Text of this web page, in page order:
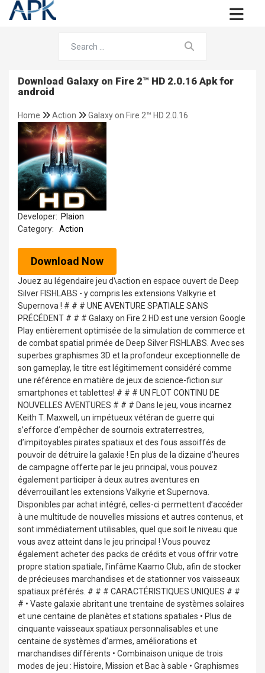
Download Galaxy on Fire 2™ HD 2.0.16 Apk for
android
Home Action Galaxy on Fire 2™ HD 2.0.16
Developer: Plaion
Category:
Action
Download Now
Jouez au légendaire jeu d\action en espace ouvert de Deep
Silver FISHLABS - y compris les extensions Valkyrie et
Supernova ! # # # UNE AVENTURE SPATIALE SANS
PRÉCÉDENT # # # Galaxy on Fire 2 HD est une version Google
Play entièrement optimisée de la simulation de commerce et
de combat spatial primée de Deep Silver FISHLABS. Avec ses
superbes graphismes 3D et la profondeur exceptionnelle de
son gameplay, le titre est légitimement considéré comme
une référence en matière de jeux de science-fiction sur
smartphones et tablettes! # # # UN FLOT CONTINU DE
NOUVELLES AVENTURES # # # Dans le jeu, vous incarnez
Keith T. Maxwell, un impétueux vétéran de guerre qui
s’efforce d’empêcher de sournois extraterrestres,
d’impitoyables pirates spatiaux et des fous assoiffés de
pouvoir de détruire la galaxie ! En plus de la dizaine d’heures
de campagne offerte par le jeu principal, vous pouvez
également participer à deux autres aventures en
déverrouillant les extensions Valkyrie et Supernova.
Disponibles par achat intégré, celles-ci permettent d’accéder
à une multitude de nouvelles missions et autres contenus, et
sont immédiatement utilisables, quel que soit le niveau que
vous avez atteint dans le jeu principal ! Vous pouvez
également acheter des packs de crédits et vous offrir votre
propre station spatiale, l’infâme Kaamo Club, afin de stocker
de précieuses marchandises et de stationner vos vaisseaux
spatiaux préférés. # # # CARACTÉRISTIQUES UNIQUES # #
# • Vaste galaxie abritant une trentaine de systèmes solaires
et une centaine de planètes et stations spatiales • Plus de
cinquante vaisseaux spatiaux personnalisables et une
centaine de systèmes d’armes, améliorations et
marchandises différents • Combinaison unique de trois
modes de jeu : Histoire, Mission et Bac à sable • Graphismes